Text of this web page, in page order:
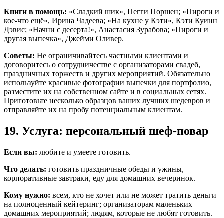
Книги в помощь: «Сладкий шик», Пегги Поршен; «Пироги и
кое-что ещё», Ирина Чадеева; «На кухне у Кэти», Кэти Куинн
Дэвис; «Начни с десерта!», Анастасия Зурабова; «Пироги и
другая выпечка», Джейми Оливер.
Советы: Не ограничивайтесь частными клиентами и
договоритесь о сотрудничестве с организаторами свадеб,
праздничных торжеств и других мероприятий. Обязательно
используйте красивые фотографии выпечки для портфолио,
разместите их на собственном сайте и в социальных сетях.
Приготовьте несколько образцов ваших лучших шедевров и
отправляйте их на пробу потенциальным клиентам.
19. Услуга: персональный шеф-повар
Если вы: любите и умеете готовить.
Что делать: готовить праздничные обеды и ужины,
корпоративные завтраки, еду для домашних вечеринок.
Кому нужно: всем, кто не хочет или не может тратить деньги
на полноценный кейтеринг; организаторам маленьких
домашних мероприятий; людям, которые не любят готовить.